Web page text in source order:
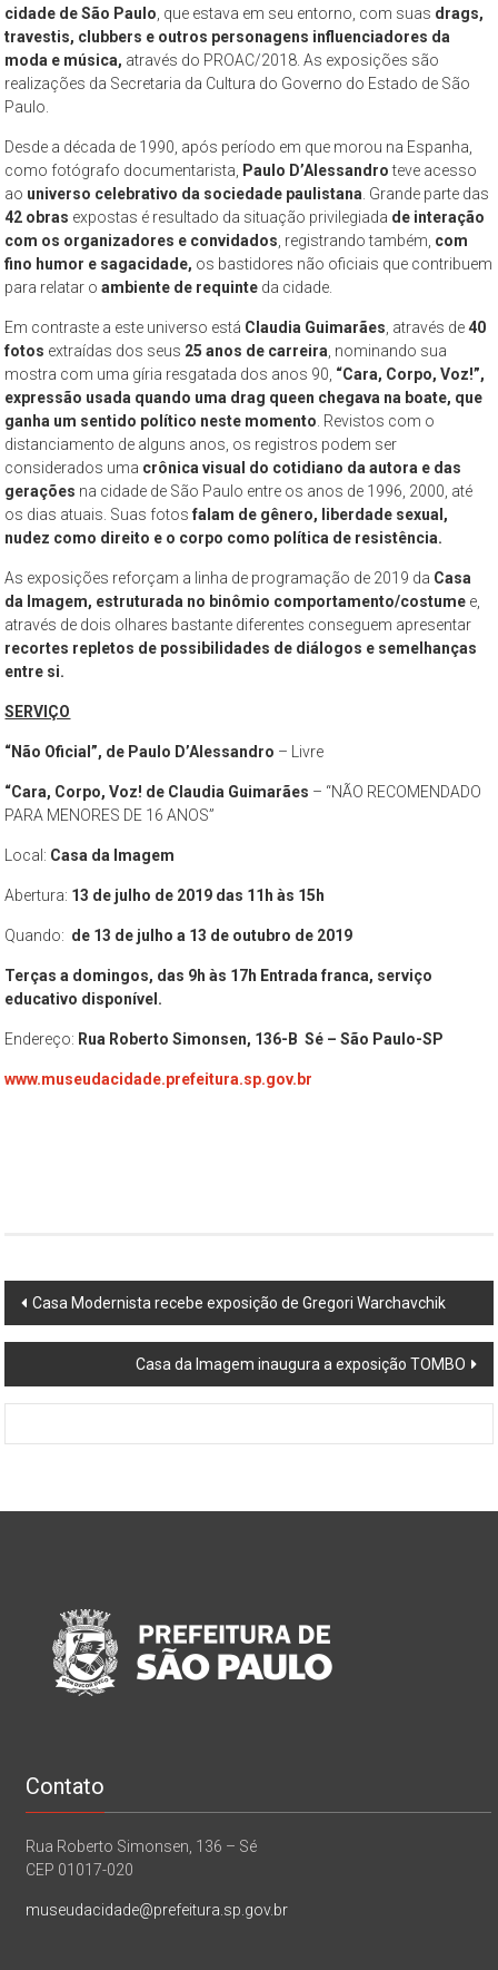
propõe
constituir-
se
como
um
espaço
de
reflexão,
que
tem
como
permanente
de
estudo
a
cidade
de
São
Paulo,
compreendendo
os
aspectos
da
cidade
contemporânea
a
da
perspectiva
cultural
ambiental.
cidade de São Paulo , que estava em seu entorno, com suas drags,
travestis, clubbers e outros personagens influenciadores da
moda e música, através do PROAC/2018. As exposições são
realizações da Secretaria da Cultura do Governo do Estado de São
Paulo.
Desde a década de 1990, após período em que morou na Espanha,
como fotógrafo documentarista,
Paulo D’Alessandroteve acesso
ao universo celebrativo da sociedade paulistana . Grande parte das
42 obras expostas é resultado da situação privilegiada de interação
com os organizadores e convidados , registrando também, com
fino humor e sagacidade, os bastidores não oficiais que contribuem
para relatar oambiente de requinte da cidade.
Em contraste a este universo está Claudia Guimarães , através de40
fotos extraídas dos seus 25 anos de carreira , nominando sua
mostra com uma gíria resgatada dos anos 90, “Cara, Corpo, Voz!”,
expressão usada quando uma drag queen chegava na boate, que
ganha um sentido político neste momento . Revistos com o
distanciamento de alguns anos, os registros podem ser
considerados uma crônica visual do cotidiano da autora e das
gerações na cidade de São Paulo entre os anos de 1996, 2000, até
os dias atuais. Suas fotosfalam de gênero, liberdade sexual,
nudez como direito e o corpo como política de resistência.
As exposições reforçam a linha de programação de 2019 da Casa
da Imagem, estruturada no binômio comportamento/costume e,
através de dois olhares bastante diferentes conseguem apresentar
recortes repletos de possibilidades de diálogos e semelhanças
entre si.
SERVIÇO
“Não Oficial”, de Paulo D’Alessandro – Livre
“Cara, Corpo, Voz! de Claudia Guimarães – “NÃO RECOMENDADO
PARA MENORES DE 16 ANOS”
Local: Casa da Imagem
Abertura: 13 de julho de 2019 das 11h às 15h
Quando: de 13 de julho a 13 de outubro de 2019
Terças a domingos, das 9h às 17h Entrada franca, serviço
educativo disponível.
Endereço: Rua Roberto Simonsen, 136-B Sé – São Paulo-SP
www.museudacidade.prefeitura.sp.gov.br
Post
navigation
Casa Modernista recebe exposição de Gregori Warchavchik
Casa da Imagem inaugura a exposição TOMBO
Contato
Rua Roberto Simonsen, 136 – Sé
CEP 01017-020
museudacidade@prefeitura.sp.gov.br